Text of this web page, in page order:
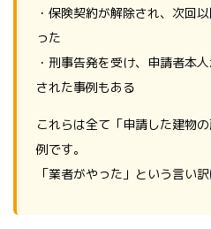
・保険契約が解除され、次回
った
・刑事告発を受け、申請者本
された事例もある
これらは全て「申請した建物
例です。
「業者がやった」という言い